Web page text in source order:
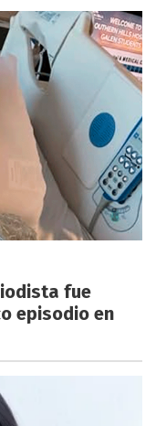
fue
episodio en